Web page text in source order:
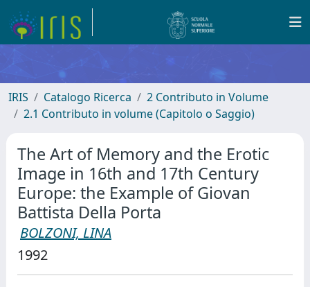
IRIS Catalogo Ricerca
2 Contributo in Volume
2.1 Contributo in volume (Capitolo o Saggio)
The Art of Memory and the Erotic
Image in 16th and 17th Century
Europe: the Example of Giovan
Battista Della Porta
BOLZONI, LINA
1992